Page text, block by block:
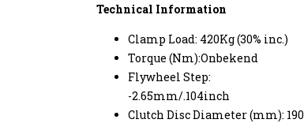
Technical Information
Clamp Load: 420Kg (30% inc.)
Torque (Nm):Onbekend
Flywheel Step:
-2.65mm/.104inch
Clutch Disc Diameter (mm): 190